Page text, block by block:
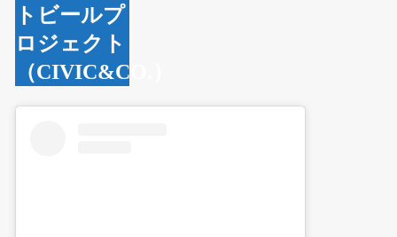
トビールプ
ロジェクト
（CIVIC&CO.）